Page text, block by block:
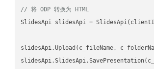
// 将 ODP 转换为 HTML
SlidesApi slidesApi =
slidesApi.Upload(c_fileName,